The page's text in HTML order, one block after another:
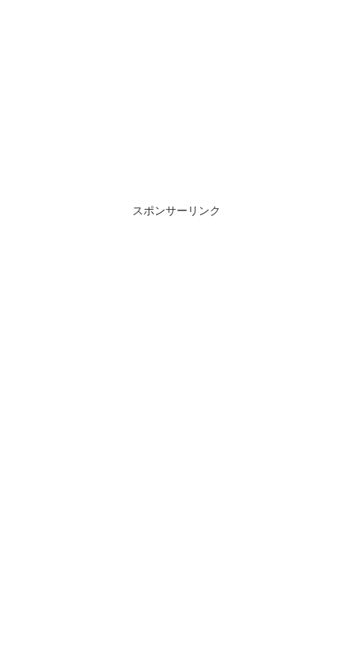
スポンサーリンク